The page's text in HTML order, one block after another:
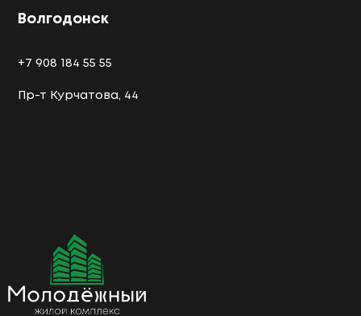
Волгодонск
+7 908 184 55 55
Пр-т Курчатова, 44